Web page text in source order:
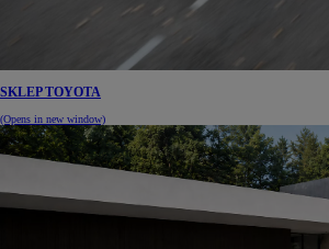
SKLEP TOYOTA
(Opens in new window)